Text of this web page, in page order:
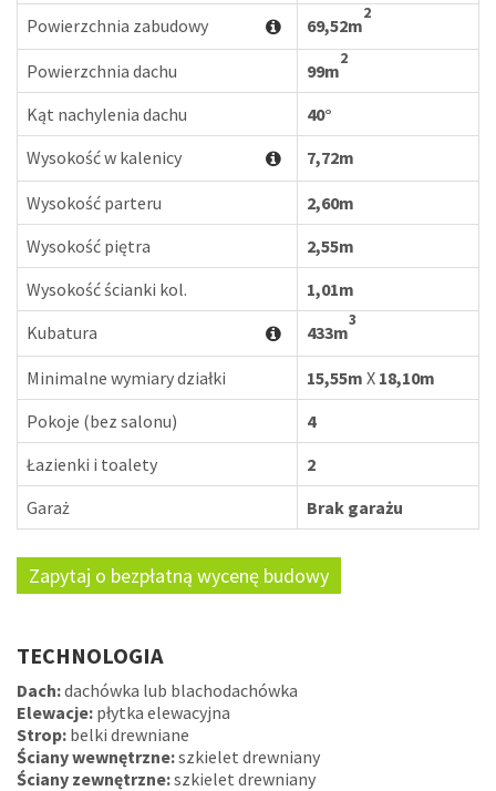
Powierzchnia zabudowy 69,52m
2
Powierzchnia dachu 99m
2
Kąt nachylenia dachu
40°
Wysokość w kalenicy
7,72m
Wysokość parteru
2,60m
Wysokość piętra
2,55m
Wysokość ścianki kol.
1,01m
Kubatura
433m
3
Minimalne wymiary działki 15,55m X 18,10m
Pokoje (bez salonu)
4
Łazienki i toalety
2
Garaż
Brak garażu
Zapytaj o bezpłatną wycenę budowy
TECHNOLOGIA
Dach:dachówka lub blachodachówka
Elewacje: płytka elewacyjna
Strop: belki drewniane
Ściany wewnętrzne:szkielet drewniany
Ściany zewnętrzne:szkielet drewniany